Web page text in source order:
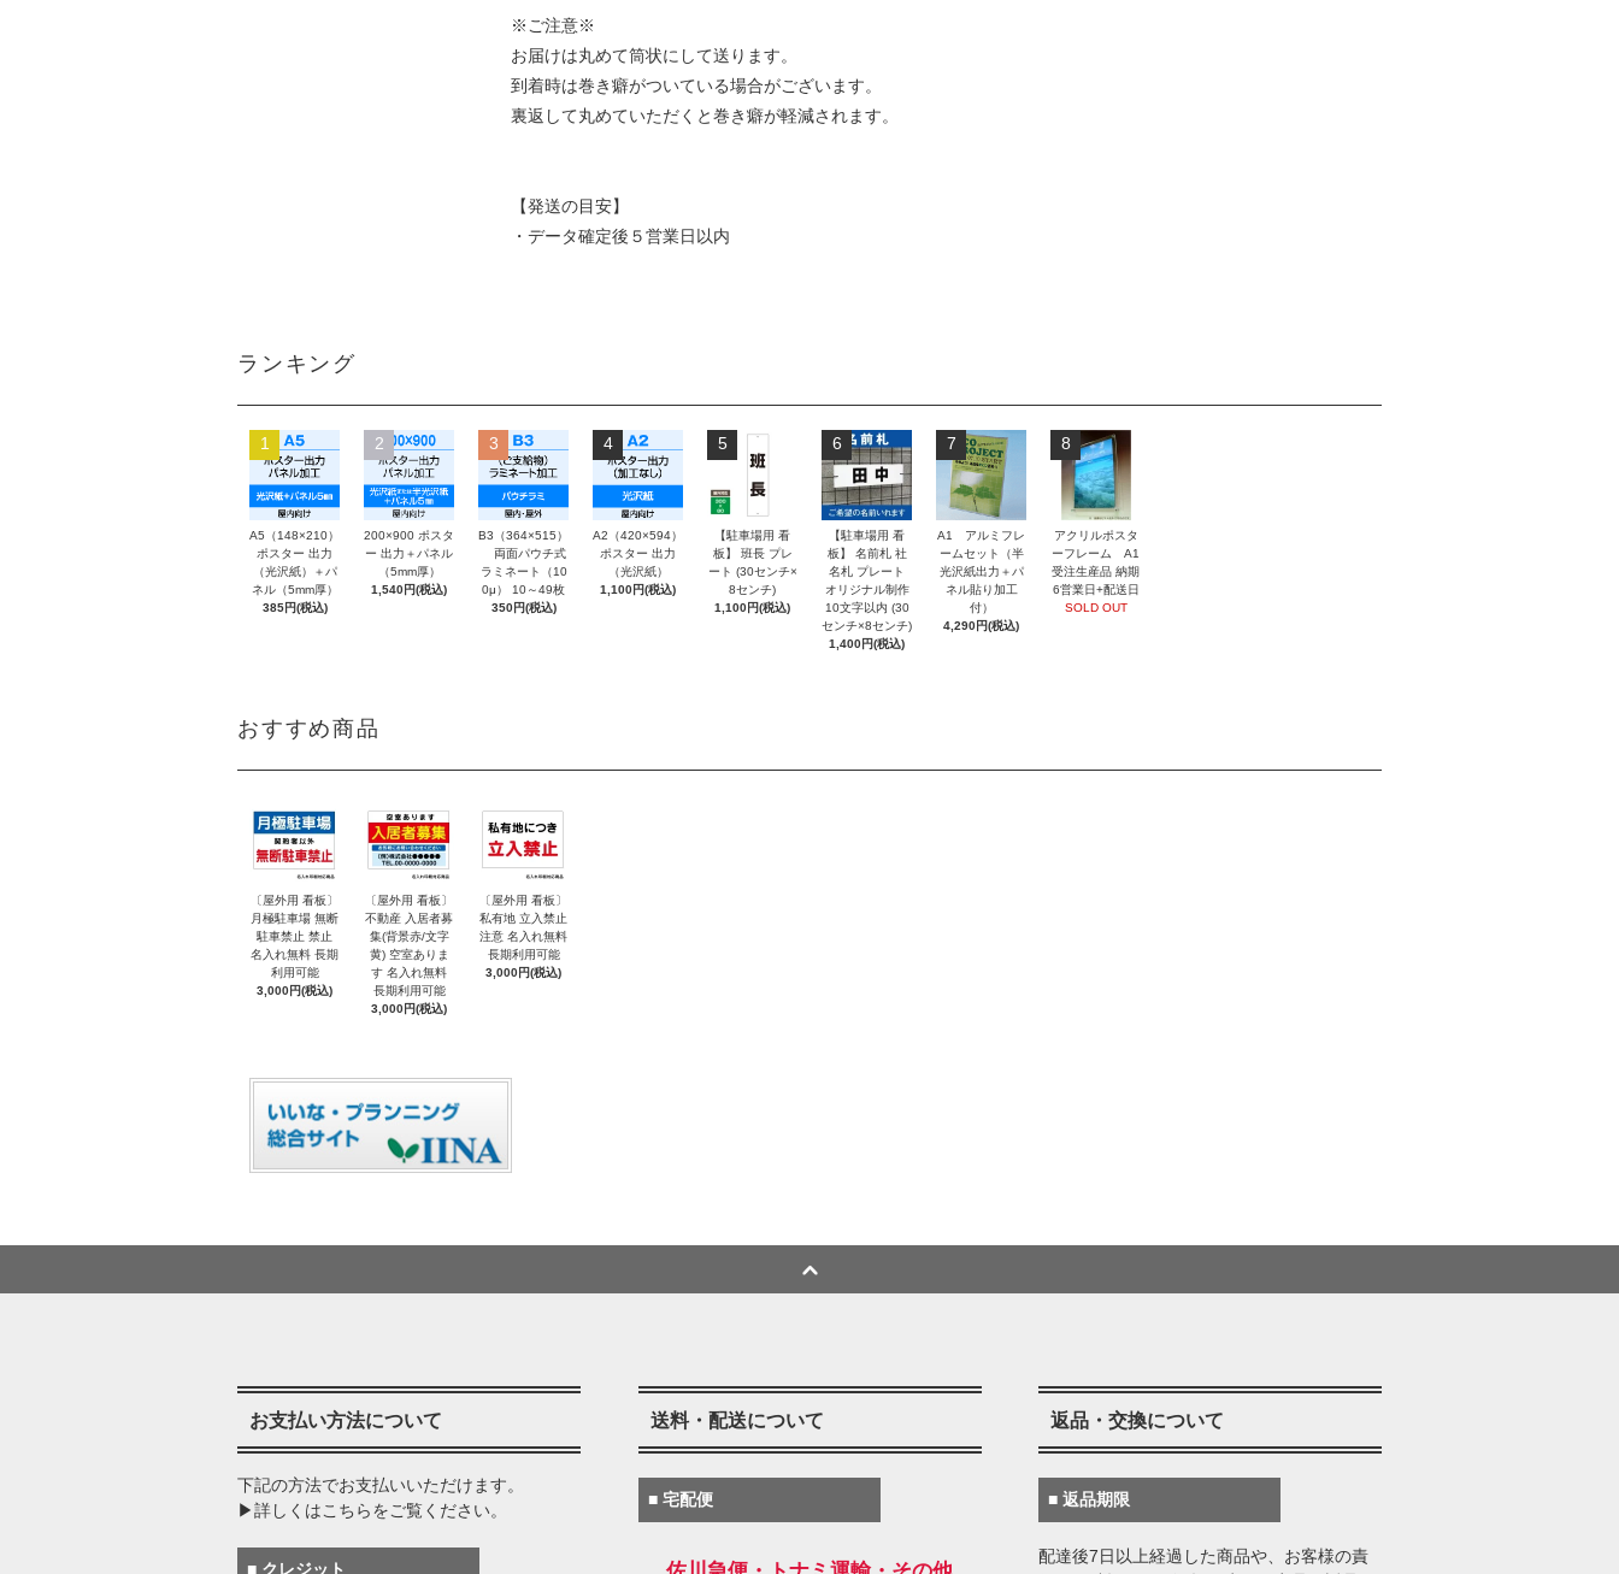
※ご注意※
お届けは丸めて筒状にして送ります。
到着時は巻き癖がついている場合がございます。
裏返して丸めていただくと巻き癖が軽減されます。
【発送の目安】
・データ確定後５営業日以内
ランキング
1
A5（148×210）
ポスター 出力
（光沢紙）＋パ
ネル（5mm厚）
385円(税込)
2
200×900 ポスタ
ー 出力＋パネル
（5mm厚）
1,540円(税込)
3
B3（364×515）
両面パウチ式
ラミネート（10
0μ） 10～49枚
350円(税込)
4
A2（420×594）
ポスター 出力
（光沢紙）
1,100円(税込)
5
【駐車場用 看
板】 班長 プレ
ート (30センチ×
8センチ)
1,100円(税込)
6
【駐車場用 看
板】 名前札 社
名札 プレート
オリジナル制作
10文字以内 (30
センチ×8センチ)
1,400円(税込)
7
A1 アルミフレ
ームセット（半
光沢紙出力＋パ
ネル貼り加工
付）
4,290円(税込)
8
アクリルポスタ
ーフレーム A1
受注生産品 納期
6営業日+配送日
SOLD OUT
おすすめ商品
〔屋外用 看板〕
月極駐車場 無断
駐車禁止 禁止
名入れ無料 長期
利用可能
3,000円(税込)
〔屋外用 看板〕
不動産 入居者募
集(背景赤/文字
黄) 空室ありま
す 名入れ無料
長期利用可能
3,000円(税込)
〔屋外用 看板〕
私有地 立入禁止
注意 名入れ無料
長期利用可能
3,000円(税込)
お支払い方法について
下記の方法でお支払いいただけます。
▶詳しくはこちらをご覧ください。
■ クレジット
送料・配送について
■ 宅配便
返品・交換について
■ 返品期限
配達後7日以上経過した商品や、お客様の責